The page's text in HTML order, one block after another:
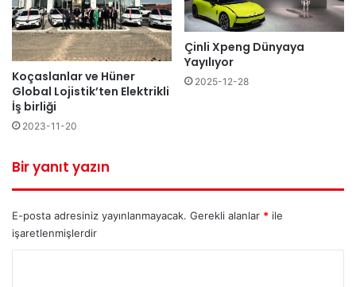
Koçaslanlar ve Hüner
Global Lojistik’ten Elektrikli
İş birliği
2023-11-20
Çinli Xpeng Dünyaya
Yayılıyor
2025-12-28
Bir yanıt yazın
E-posta adresiniz yayınlanmayacak. Gerekli alanlar * ile
işaretlenmişlerdir